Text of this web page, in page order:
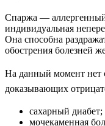
Спаржа —
индивидуальная
Она способна
обострения болезней
На данный момент нет
доказывающих
сахарный диабет;
мочекаменная